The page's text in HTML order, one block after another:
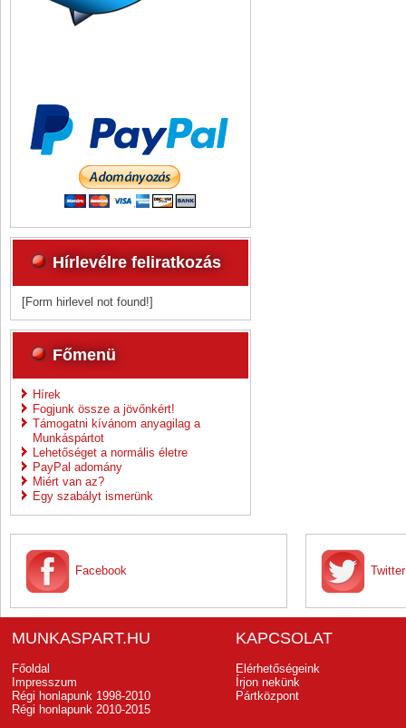
Hírlevélre feliratkozás
[Form hirlevel not found!]
Főmenü
Hírek
Fogjunk össze a jövőnkért!
Támogatni kívánom anyagilag a
Munkáspártot
Lehetőséget a normális életre
PayPal adomány
Miért van az?
Egy szabályt ismerünk
Facebook Twitter
MUNKASPART.HU
Főoldal
Impresszum
Régi honlapunk 1998-2010
Régi honlapunk 2010-2015
KAPCSOLAT
Elérhetőségeink
Írjon nekünk
Pártközpont